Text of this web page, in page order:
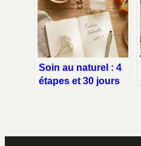
australienne
authentique
Soin au naturel : 4
étapes et 30 jours